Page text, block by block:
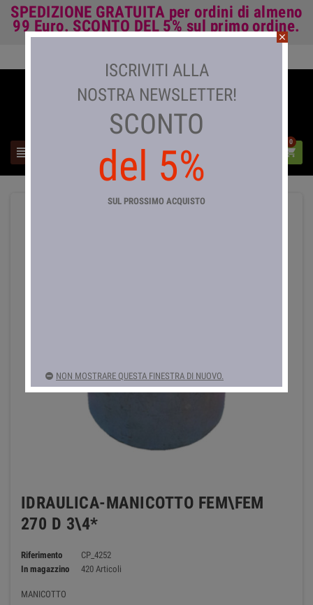
SPEDIZIONE GRATUITA per ordini di almeno
99 Euro. SCONTO DEL 5% sul primo ordine.
 
0
IDRAULICA-MANICOTTO FEM\FEM
270 D 3\4*
Riferimento
CP_4252
In magazzino
420 Articoli
MANICOTTO
close
ISCRIVITI ALLA
NOSTRA NEWSLETTER!
SCONTO
del 5%
SUL PROSSIMO ACQUISTO
NON MOSTRARE QUESTA FINESTRA DI NUOVO.